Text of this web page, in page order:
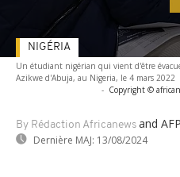
Un étudiant nigérian qui vient d'être
Azikwe d'Abuja, au Nigeria, le 4 mars 2022
- Copyright ©
By Rédaction Africanews and AFP
Dernière MAJ: 13/08/2024
NIGÉRIA